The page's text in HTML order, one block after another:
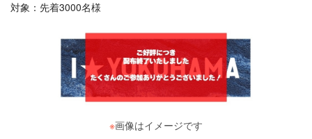
対象：先着3000名様
※画像はイメージです